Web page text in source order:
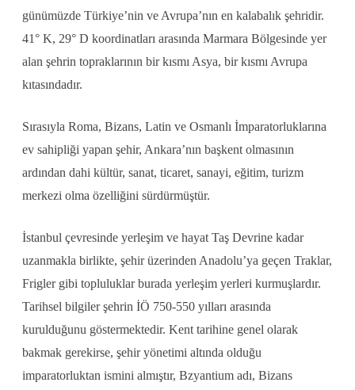
günümüzde Türkiye’nin ve Avrupa’nın en kalabalık şehridir.
41° K, 29° D koordinatları arasında Marmara Bölgesinde yer
alan şehrin topraklarının bir kısmı Asya, bir kısmı Avrupa
kıtasındadır.
Sırasıyla Roma, Bizans, Latin ve Osmanlı İmparatorluklarına
ev sahipliği yapan şehir, Ankara’nın başkent olmasının
ardından dahi kültür, sanat, ticaret, sanayi, eğitim, turizm
merkezi olma özelliğini sürdürmüştür.
İstanbul çevresinde yerleşim ve hayat Taş Devrine kadar
uzanmakla birlikte, şehir üzerinden Anadolu’ya geçen Traklar,
Frigler gibi topluluklar burada yerleşim yerleri kurmuşlardır.
Tarihsel bilgiler şehrin İÖ 750-550 yılları arasında
kurulduğunu göstermektedir. Kent tarihine genel olarak
bakmak gerekirse, şehir yönetimi altında olduğu
imparatorluktan ismini almıştır, Bzyantium adı, Bizans